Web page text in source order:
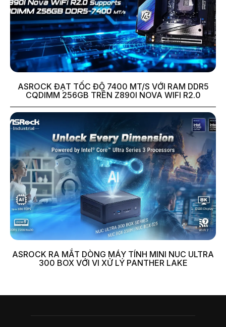
ASROCK ĐẠT TỐC ĐỘ 7400 MT/S VỚI RAM DDR5
CQDIMM 256GB TRÊN Z890I NOVA WIFI R2.0
ASROCK RA MẮT DÒNG MÁY TÍNH MINI NUC ULTRA
300 BOX VỚI VI XỬ LÝ PANTHER LAKE